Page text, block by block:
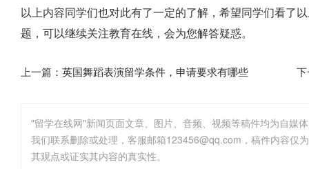
以上内容同学们也对此有了一定的了解，希望同学们看了
题，可以继续关注教育在线，会为您解答疑惑。
上一篇： 英国舞蹈表演留学条件，申请要求有哪些
"留学在线网"新闻页面文章、图片、音频、视频等稿件均为自媒
其观点或证实其内容的真实性。